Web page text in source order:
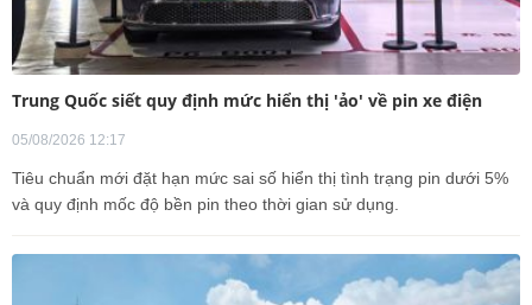
Trung Quốc siết quy định mức hiển thị 'ảo' về pin xe điện
05/08/2026 12:17
Tiêu chuẩn mới đặt hạn mức sai số hiển thị tình trạng pin dưới 5%
và quy định mốc độ bền pin theo thời gian sử dụng.